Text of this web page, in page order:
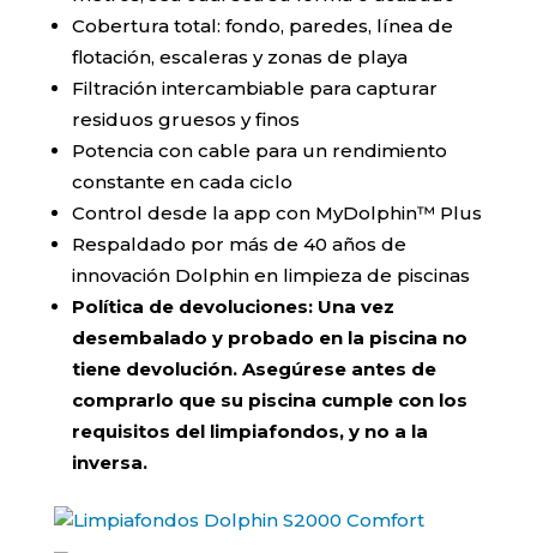
Cobertura total: fondo, paredes, línea de
flotación, escaleras y zonas de playa
Filtración intercambiable para capturar
residuos gruesos y finos
Potencia con cable para un rendimiento
constante en cada ciclo
Control desde la app con MyDolphin™ Plus
Respaldado por más de 40 años de
innovación Dolphin en limpieza de piscinas
Política de devoluciones: Una vez
desembalado y probado en la piscina no
tiene devolución. Asegúrese antes de
comprarlo que su piscina cumple con los
requisitos del limpiafondos, y no a la
inversa.